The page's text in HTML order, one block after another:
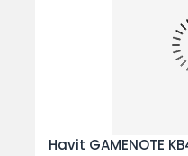
Havit GAMENOTE